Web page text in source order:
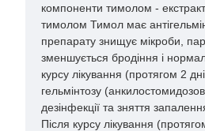
компоненти тимолом -
тимолом Тимол має
препарату знищує мікроби,
зменшується бродіння і
курсу лікування (протягом 2
гельмінтозу
дезінфекції та зняття
Після курсу лікування